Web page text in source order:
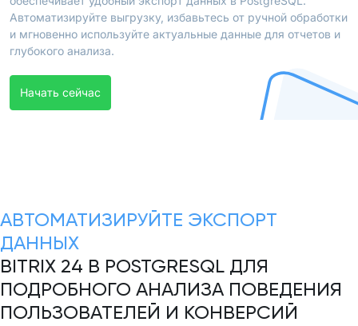
Автоматизируйте выгрузку, избавьтесь от ручной обработки
и мгновенно используйте актуальные данные для отчетов и
глубокого анализа.
Начать сейчас
АВТОМАТИЗИРУЙТЕ ЭКСПОРТ
ДАННЫХ
BITRIX 24 В POSTGRESQL ДЛЯ
ПОДРОБНОГО АНАЛИЗА ПОВЕДЕНИЯ
ПОЛЬЗОВАТЕЛЕЙ И КОНВЕРСИЙ